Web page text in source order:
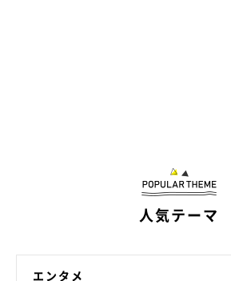
「嫌なニオイ」と感じる場
人気テーマ
エンタメ